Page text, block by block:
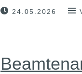
24.05.2026